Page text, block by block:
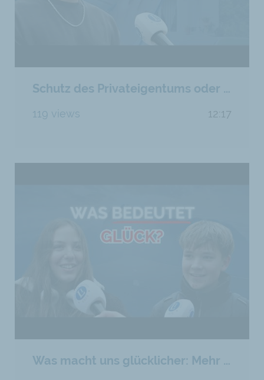
Schutz des Privateigentums oder Barbarei: Wir haben die Wahl
119 views 12:17
Was macht uns glücklicher: Mehr Freiheit oder mehr Staat?